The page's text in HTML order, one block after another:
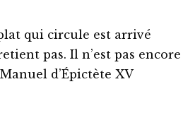
qui circule est arrivé
pas. Il n’est pas encore
d’Épictète XV